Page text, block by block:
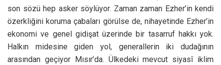
son sözü hep asker söylüyor. Zaman zaman Ezher’in kendi
özerkliğini koruma çabaları görülse de, nihayetinde Ezher’in
ekonomi ve genel gidişat üzerinde bir tasarruf hakkı yok.
Halkın midesine giden yol, generallerin iki dudağının
arasından geçiyor Mısır’da. Ülkedeki mevcut siyasî iklim